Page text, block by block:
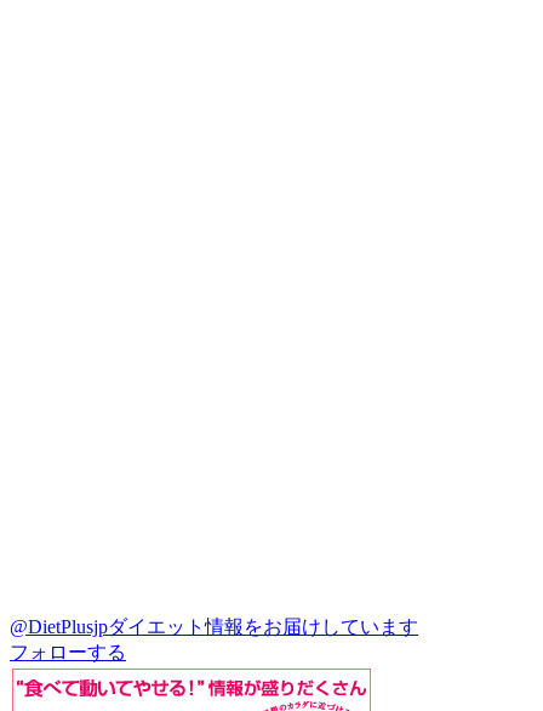
@DietPlusjpダイエット情報をお届けしています
フォローする